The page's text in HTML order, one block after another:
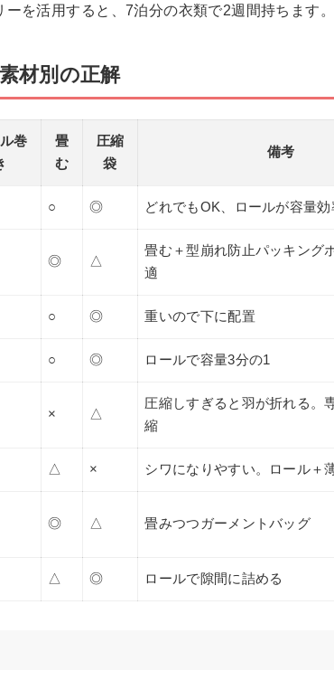
を活用すると、7泊分の衣類で2週間持ちます。
材別の正解
巻
畳
む
圧縮
袋
備考
○ ◎ どれでもOK、ロールが容量効
◎ △
畳む＋型崩れ防止パッキング
適
○ ◎ 重いので下に配置
○ ◎ ロールで容量3分の1
× △
圧縮しすぎると羽が折れる。
縮
△ × シワになりやすい。ロール＋
◎ △ 畳みつつガーメントバッグ
△ ◎ ロールで隙間に詰める